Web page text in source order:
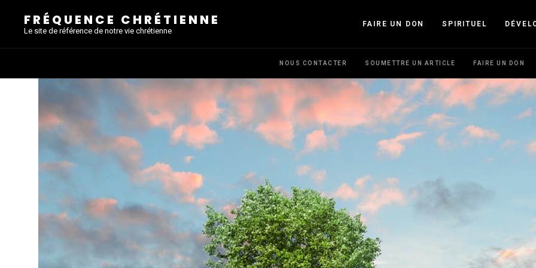
FRÉQUENCE CHRÉTIENNE
Le site de référence de notre vie chrétienne
FAIRE UN DON SPIRITUEL
NOUS CONTACTER SOUMETTRE UN ARTICLE FAIRE UN DON